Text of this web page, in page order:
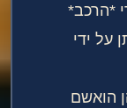
*הרכב*
על ידי
הואשם